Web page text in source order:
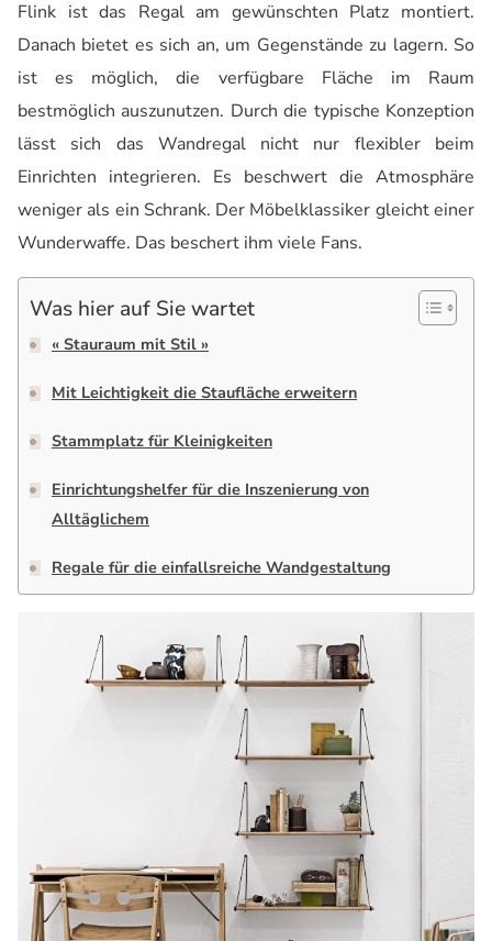
Flink ist das Regal am gewünschten Platz montiert.
Danach bietet es sich an, um Gegenstände zu lagern. So
ist es möglich, die verfügbare Fläche im Raum
bestmöglich auszunutzen. Durch die typische Konzeption
lässt sich das Wandregal nicht nur flexibler beim
Einrichten integrieren. Es beschwert die Atmosphäre
weniger als ein Schrank. Der Möbelklassiker gleicht einer
Wunderwaffe. Das beschert ihm viele Fans.
Was hier auf Sie wartet
« Stauraum mit Stil »
Mit Leichtigkeit die Staufläche erweitern
Stammplatz für Kleinigkeiten
Einrichtungshelfer für die Inszenierung von
Alltäglichem
Regale für die einfallsreiche Wandgestaltung